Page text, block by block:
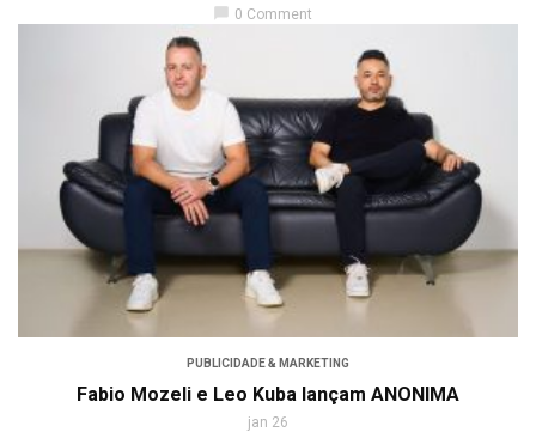
chat_bubble 0 Comment
PUBLICIDADE & MARKETING
Fabio Mozeli e Leo Kuba lançam ANONIMA
jan 26